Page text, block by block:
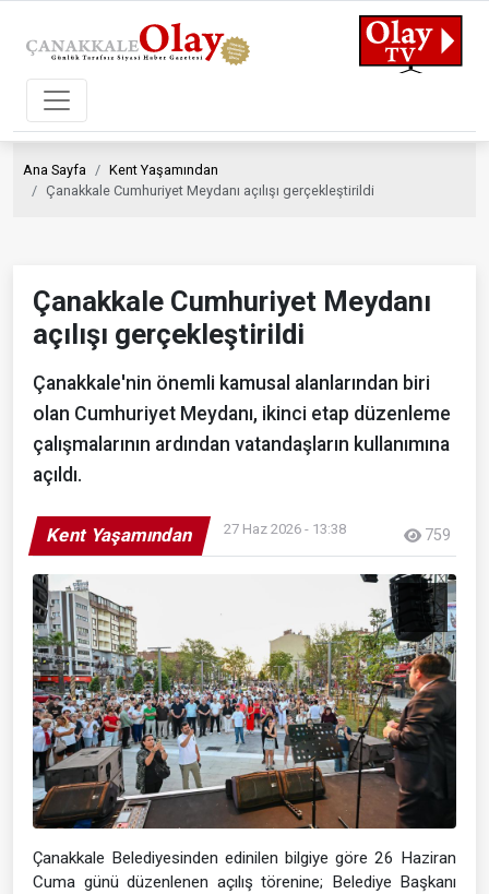
Ana Sayfa
Kent Yaşamından
Çanakkale Cumhuriyet Meydanı açılışı gerçekleştirildi
Çanakkale Cumhuriyet Meydanı
açılışı gerçekleştirildi
Çanakkale'nin önemli kamusal alanlarından biri
olan Cumhuriyet Meydanı, ikinci etap düzenleme
çalışmalarının ardından vatandaşların kullanımına
açıldı.
Kent Yaşamından 27 Haz 2026 - 13:38 759
Çanakkale Belediyesinden edinilen bilgiye göre 26 Haziran
Cuma günü düzenlenen açılış törenine; Belediye Başkanı